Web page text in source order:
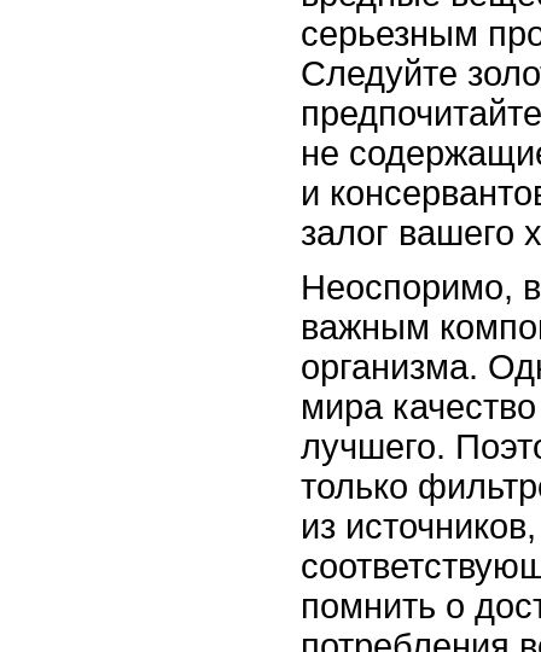
серьезным
Следуйте
не
и
залог вашего
Неоспоримо,
важным
организма.
мира
лучшего.
только
из
помнить о